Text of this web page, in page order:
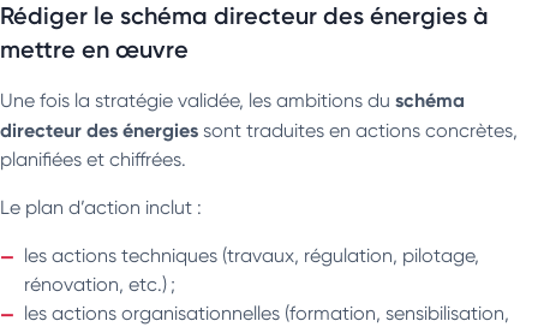
Rédiger le schéma directeur des énergies à
mettre en œuvre
Une fois la stratégie validée, les ambitions du schéma
directeur des énergies sont traduites en actions concrètes,
planifiées et chiffrées.
Le plan d’action inclut :
les actions techniques (travaux, régulation, pilotage,
rénovation, etc.) ;
les actions organisationnelles (formation, sensibilisation,